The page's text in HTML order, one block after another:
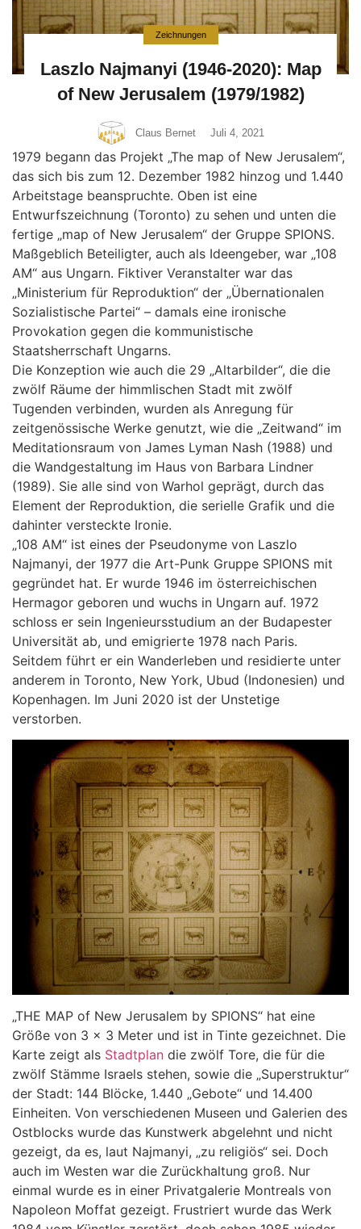
Zeichnungen
Laszlo Najmanyi (1946-2020): Map
of New Jerusalem (1979/1982)
Claus Bernet Juli 4, 2021
1979 begann das Projekt „The map of New Jerusalem“,
das sich bis zum 12. Dezember 1982 hinzog und 1.440
Arbeitstage beanspruchte. Oben ist eine
Entwurfszeichnung (Toronto) zu sehen und unten die
fertige „map of New Jerusalem“ der Gruppe SPIONS.
Maßgeblich Beteiligter, auch als Ideengeber, war „108
AM“ aus Ungarn. Fiktiver Veranstalter war das
„Ministerium für Reproduktion“ der „Übernationalen
Sozialistische Partei“ – damals eine ironische
Provokation gegen die kommunistische
Staatsherrschaft Ungarns.
Die Konzeption wie auch die 29 „Altarbilder“, die die
zwölf Räume der himmlischen Stadt mit zwölf
Tugenden verbinden, wurden als Anregung für
zeitgenössische Werke genutzt, wie die „Zeitwand“ im
Meditationsraum von James Lyman Nash (1988) und
die Wandgestaltung im Haus von Barbara Lindner
(1989). Sie alle sind von Warhol geprägt, durch das
Element der Reproduktion, die serielle Grafik und die
dahinter versteckte Ironie.
„108 AM“ ist eines der Pseudonyme von Laszlo
Najmanyi, der 1977 die Art-Punk Gruppe SPIONS mit
gegründet hat. Er wurde 1946 im österreichischen
Hermagor geboren und wuchs in Ungarn auf. 1972
schloss er sein Ingenieursstudium an der Budapester
Universität ab, und emigrierte 1978 nach Paris.
Seitdem führt er ein Wanderleben und residierte unter
anderem in Toronto, New York, Ubud (Indonesien) und
Kopenhagen. Im Juni 2020 ist der Unstetige
verstorben.
„THE MAP of New Jerusalem by SPIONS“ hat eine
Größe von 3 x 3 Meter und ist in Tinte gezeichnet. Die
Karte zeigt als Stadtplan die zwölf Tore, die für die
zwölf Stämme Israels stehen, sowie die „Superstruktur“
der Stadt: 144 Blöcke, 1.440 „Gebote“ und 14.400
Einheiten. Von verschiedenen Museen und Galerien des
Ostblocks wurde das Kunstwerk abgelehnt und nicht
gezeigt, da es, laut Najmanyi, „zu religiös“ sei. Doch
auch im Westen war die Zurückhaltung groß. Nur
einmal wurde es in einer Privatgalerie Montreals von
Napoleon Moffat gezeigt. Frustriert wurde das Werk